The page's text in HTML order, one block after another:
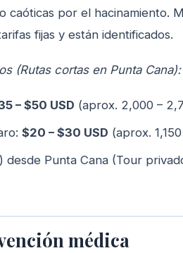
caóticas por el hacinamiento.
fijas y están identificados.
(Rutas cortas en Punta Cana):
– $50 USD (aprox. 2,000 –
$20 – $30 USD (aprox.
desde Punta Cana (Tour
médica